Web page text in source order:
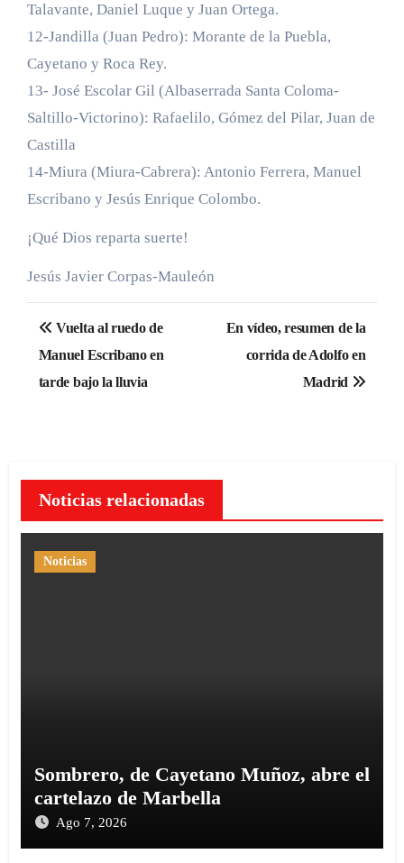
Talavante, Daniel Luque y Juan Ortega.
12-Jandilla (Juan Pedro): Morante de la Puebla,
Cayetano y Roca Rey.
13- José Escolar Gil (Albaserrada Santa Coloma-
Saltillo-Victorino): Rafaelilo, Gómez del Pilar, Juan de
Castilla
14-Miura (Miura-Cabrera): Antonio Ferrera, Manuel
Escribano y Jesús Enrique Colombo.
¡Qué Dios reparta suerte!
Jesús Javier Corpas-Mauleón
Navegación
de
entradas
Vuelta al ruedo de
Manuel Escribano en
tarde bajo la lluvia
En vídeo, resumen de la
corrida de Adolfo en
Madrid
Noticias relacionadas
Noticias
Sombrero, de Cayetano Muñoz, abre el
cartelazo de Marbella
Ago 7, 2026